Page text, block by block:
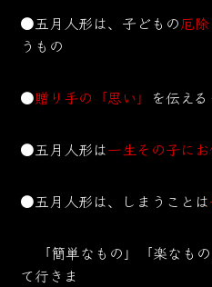
●五月人形は、子どもの厄
うもの
●贈り手の「思い」 を伝え
●五月人形は一生その子にお
●五月人形は、しまうことは
「簡単なもの」「楽なも
て行きま